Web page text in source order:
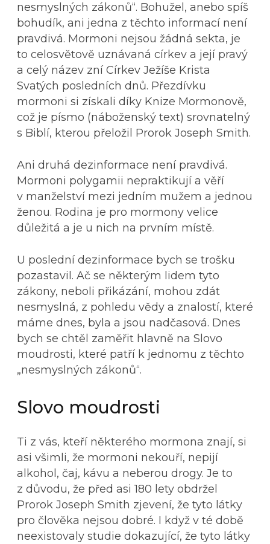
nesmyslných zákonů“. Bohužel, anebo spíš
bohudík, ani jedna z těchto informací není
pravdivá. Mormoni nejsou žádná sekta, je
to celosvětově uznávaná církev a její pravý
a celý název zní Církev Ježíše Krista
Svatých posledních dnů. Přezdívku
mormoni si získali díky Knize Mormonově,
což je písmo (náboženský text) srovnatelný
s Biblí, kterou přeložil Prorok Joseph Smith.
Ani druhá dezinformace není pravdivá.
Mormoni polygamii nepraktikují a věří
v manželství mezi jedním mužem a jednou
ženou. Rodina je pro mormony velice
důležitá a je u nich na prvním místě.
U poslední dezinformace bych se trošku
pozastavil. Ač se některým lidem tyto
zákony, neboli přikázání, mohou zdát
nesmyslná, z pohledu vědy a znalostí, které
máme dnes, byla a jsou nadčasová. Dnes
bych se chtěl zaměřit hlavně na Slovo
moudrosti, které patří k jednomu z těchto
„nesmyslných zákonů“.
Slovo moudrosti
Ti z vás, kteří některého mormona znají, si
asi všimli, že mormoni nekouří, nepijí
alkohol, čaj, kávu a neberou drogy. Je to
z důvodu, že před asi 180 lety obdržel
Prorok Joseph Smith zjevení, že tyto látky
pro člověka nejsou dobré. I když v té době
neexistovaly studie dokazující, že tyto látky